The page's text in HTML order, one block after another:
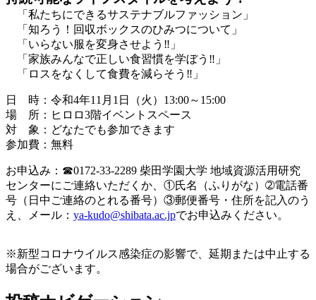
「私たちにできるサステナブルファッション」
「知ろう！回収ボックスのひみつについて」
「いらない服を変身させよう‼」
「家族みんなで正しい食習慣を学ぼう‼」
「ロスをなくして食費を減らそう‼」
日 時：令和4年11月1日（火）13:00～15:00
場 所：ヒロロ3階イベントスペース
対 象：どなたでも参加できます
参加費：無料
お申込み：☎0172-33-2289 柴田学園大学 地域資源活用研究
センターにご連絡いただくか、①氏名（ふりがな）➁電話番
号（日中ご連絡のとれる番号）③郵便番号・住所を記入のう
え、メール： ya-kudo@shibata.ac.jpでお申込みください。
※新型コロナウイルス感染症の影響で、延期または中止する
場合がございます。